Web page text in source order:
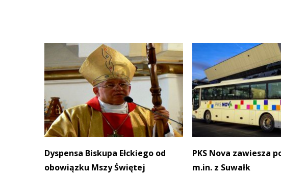
Dyspensa Biskupa Ełckiego od
obowiązku Mszy Świętej
PKS Nova zawiesza
m.in. z Suwałk